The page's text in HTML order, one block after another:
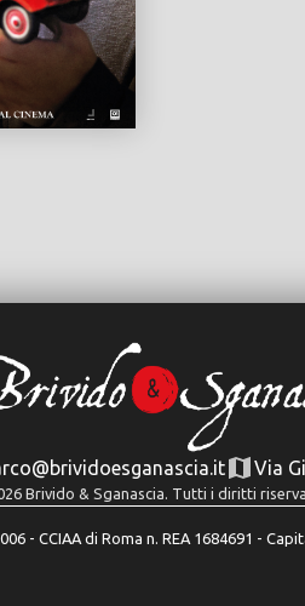
Via
Brivido & Sganascia. Tutti i diritti
- CCIAA di Roma n. REA 1684691 -